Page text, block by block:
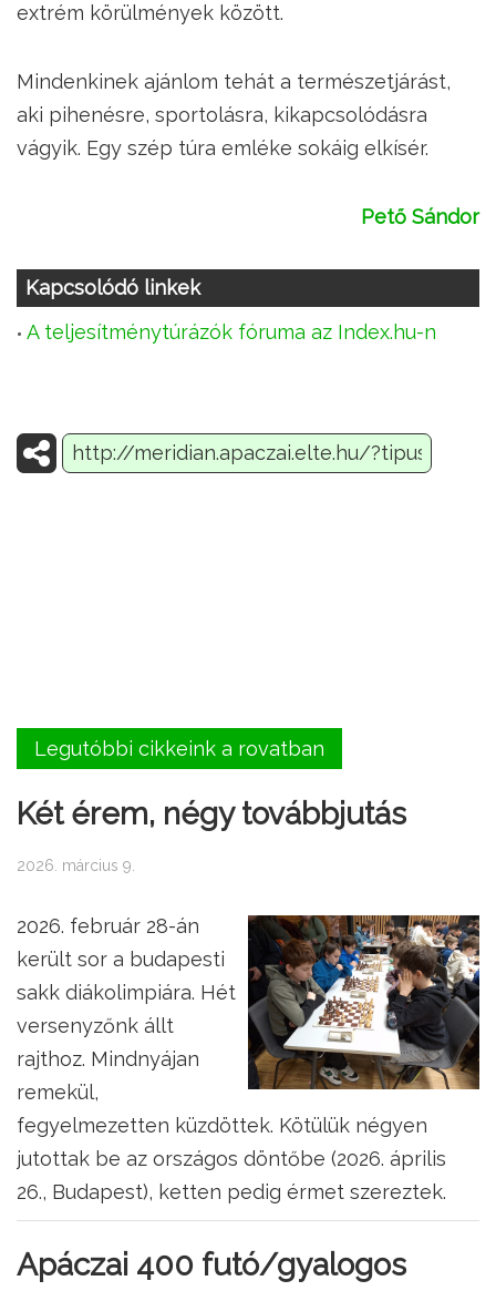
extrém körülmények között.
Mindenkinek ajánlom tehát a természetjárást,
aki pihenésre, sportolásra, kikapcsolódásra
vágyik. Egy szép túra emléke sokáig elkísér.
Pető Sándor
Kapcsolódó linkek
A teljesítménytúrázók fóruma az Index.hu-n
Legutóbbi cikkeink a rovatban
Két érem, négy továbbjutás
2026. március 9.
2026. február 28-án
került sor a budapesti
sakk diákolimpiára. Hét
versenyzőnk állt
rajthoz. Mindnyájan
remekül,
fegyelmezetten küzdöttek. Kötülük négyen
jutottak be az országos döntőbe (2026. április
26., Budapest), ketten pedig érmet szereztek.
Apáczai 400 futó/gyalogos